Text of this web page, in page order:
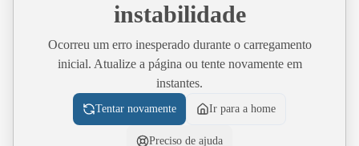
instabilidade
Ocorreu um erro inesperado durante o carregamento
inicial. Atualize a página ou tente novamente em
instantes.
Tentar novamente Ir para a home
Preciso de ajuda